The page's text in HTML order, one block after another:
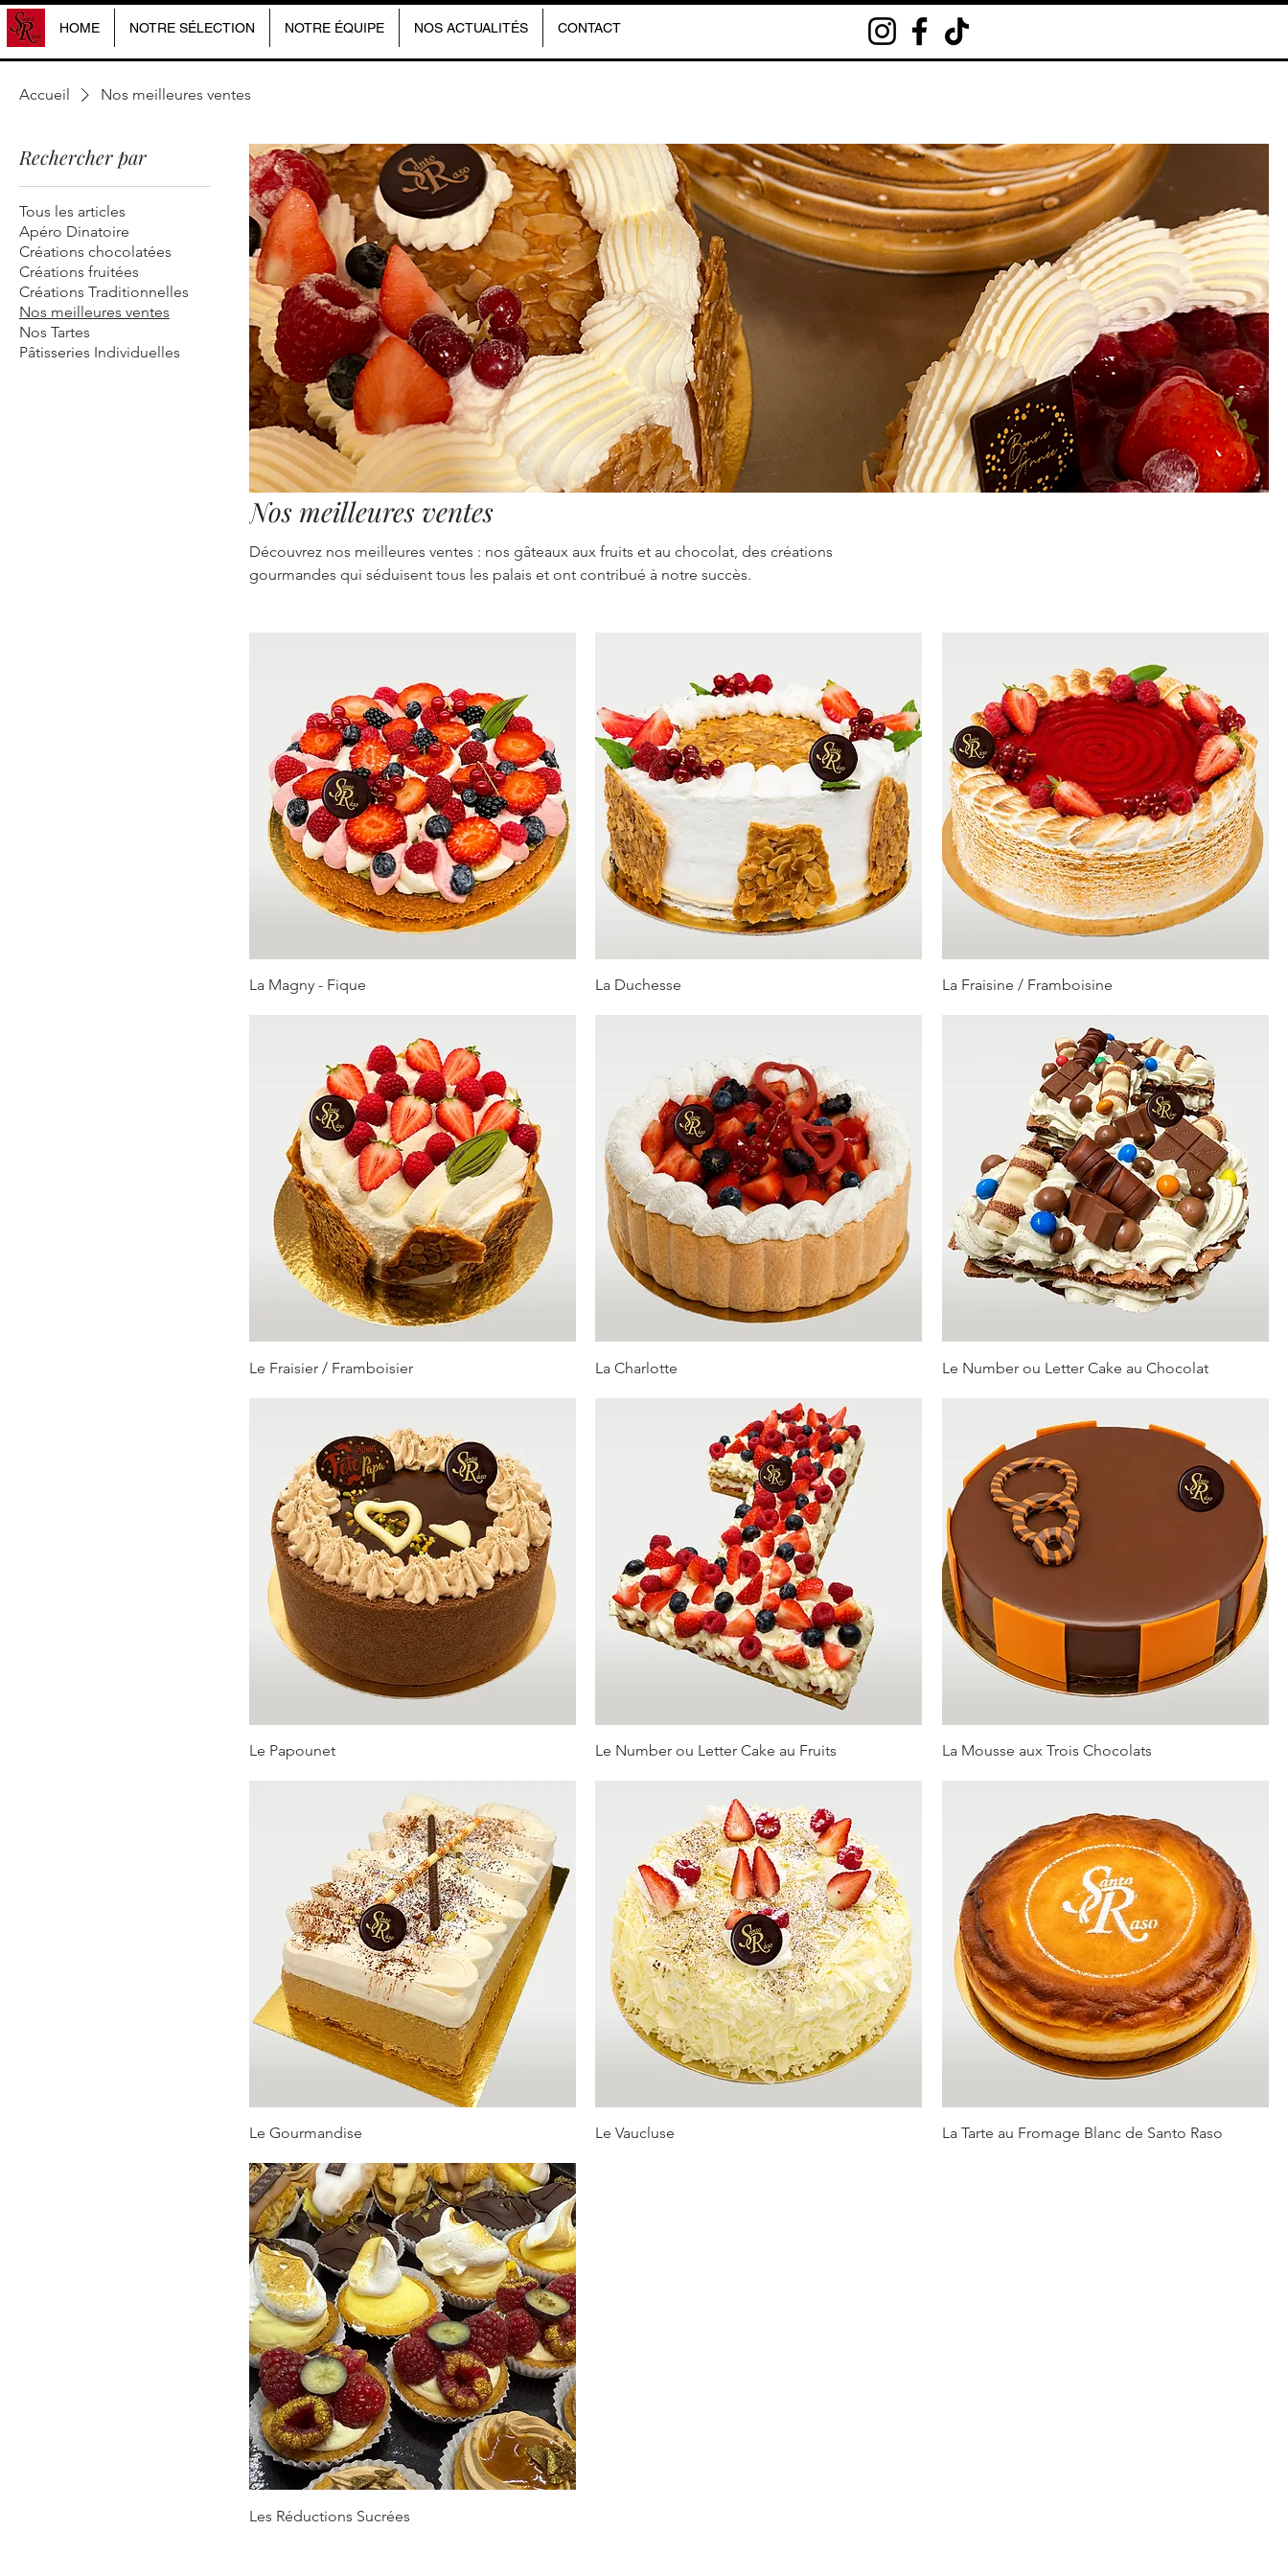
HOME NOTRE SÉLECTION NOTRE ÉQUIPE NOS ACTUALITÉS CONTACT
Accueil Nos meilleures ventes
Rechercher par
Tous les articles
Apéro Dinatoire
Créations chocolatées
Créations fruitées
Créations Traditionnelles
Nos meilleures ventes
Nos Tartes
Pâtisseries Individuelles
Nos meilleures ventes
Découvrez nos meilleures ventes : nos gâteaux aux fruits et au chocolat, des créations
gourmandes qui séduisent tous les palais et ont contribué à notre succès.
La Magny - Fique La Duchesse La Fraisine / Framboisine
Le Fraisier / Framboisier La Charlotte Le Number ou Letter Cake au Chocolat
Le Papounet Le Number ou Letter Cake au Fruits La Mousse aux Trois Chocolats
Le Gourmandise Le Vaucluse La Tarte au Fromage Blanc de Santo Raso
Les Réductions Sucrées